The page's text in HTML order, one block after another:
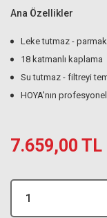
Ana Özellikler
Leke tutmaz -
18 katmanlı kaplama
Su tutmaz - filtreyi
HOYA'nın
7.659,00 TL